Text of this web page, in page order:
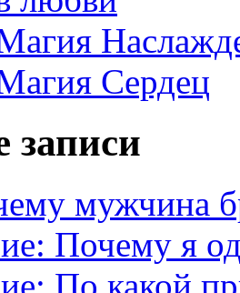
Сердец
записи
мужчина
Почему я